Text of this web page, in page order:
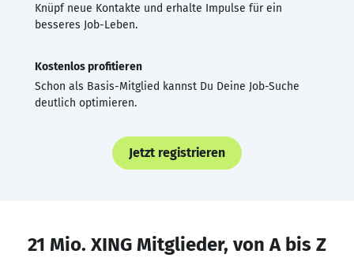
Knüpf neue Kontakte und erhalte Impulse für ein
besseres Job-Leben.
Kostenlos profitieren
Schon als Basis-Mitglied kannst Du Deine Job-Suche
deutlich optimieren.
Jetzt registrieren
21 Mio. XING Mitglieder, von A bis Z